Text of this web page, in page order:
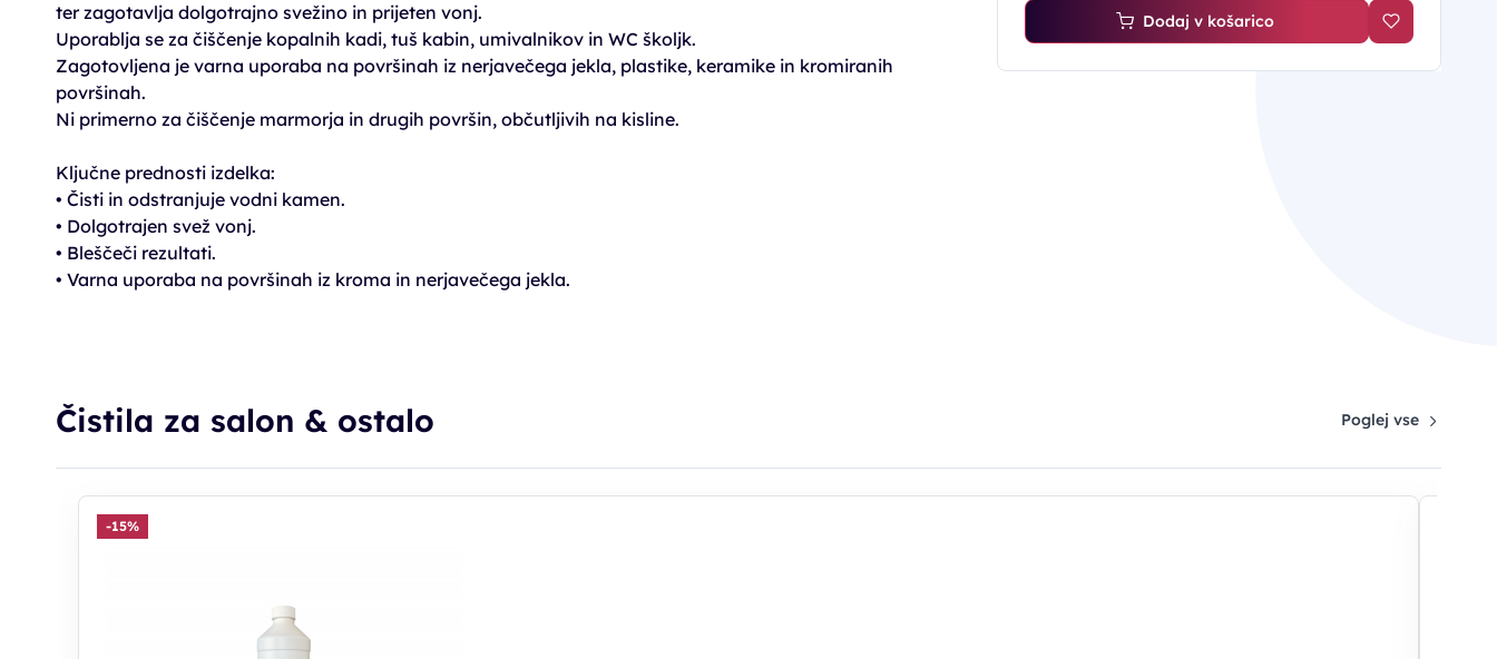
ter zagotavlja dolgotrajno svežino in prijeten vonj.
Uporablja se za čiščenje kopalnih kadi, tuš kabin, umivalnikov in WC školjk.
Zagotovljena je varna uporaba na površinah iz nerjavečega jekla, plastike, keramike in kromiranih
površinah.
Ni primerno za čiščenje marmorja in drugih površin, občutljivih na kisline.
Ključne prednosti izdelka:
• Čisti in odstranjuje vodni kamen.
• Dolgotrajen svež vonj.
• Bleščeči rezultati.
• Varna uporaba na površinah iz kroma in nerjavečega jekla.
Dodaj v košarico
Čistila za salon & ostalo Poglej vse
-15%